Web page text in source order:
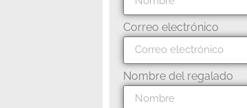
Correo electrónico
Nombre del regalado